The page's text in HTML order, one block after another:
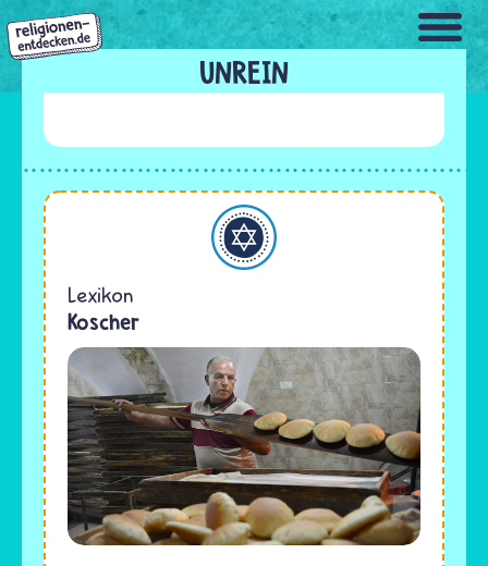
Direkt
zum
Inhalt
UNREIN
Judentum
Lexikon
Koscher